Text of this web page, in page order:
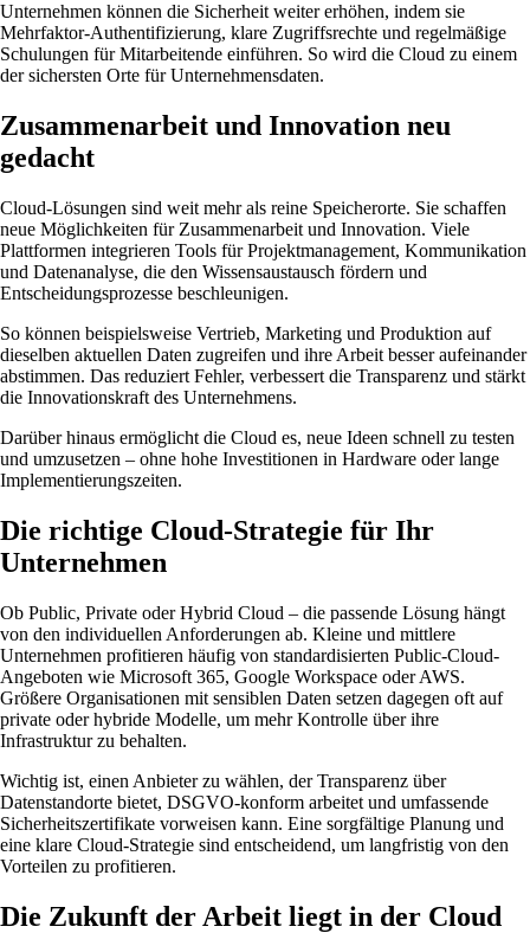
Unternehmen können die Sicherheit weiter erhöhen, indem sie
Mehrfaktor-Authentifizierung, klare Zugriffsrechte und regelmäßige
Schulungen für Mitarbeitende einführen. So wird die Cloud zu einem
der sichersten Orte für Unternehmensdaten.
Zusammenarbeit und Innovation neu
gedacht
Cloud-Lösungen sind weit mehr als reine Speicherorte. Sie schaffen
neue Möglichkeiten für Zusammenarbeit und Innovation. Viele
Plattformen integrieren Tools für Projektmanagement, Kommunikation
und Datenanalyse, die den Wissensaustausch fördern und
Entscheidungsprozesse beschleunigen.
So können beispielsweise Vertrieb, Marketing und Produktion auf
dieselben aktuellen Daten zugreifen und ihre Arbeit besser aufeinander
abstimmen. Das reduziert Fehler, verbessert die Transparenz und stärkt
die Innovationskraft des Unternehmens.
Darüber hinaus ermöglicht die Cloud es, neue Ideen schnell zu testen
und umzusetzen – ohne hohe Investitionen in Hardware oder lange
Implementierungszeiten.
Die richtige Cloud-Strategie für Ihr
Unternehmen
Ob Public, Private oder Hybrid Cloud – die passende Lösung hängt
von den individuellen Anforderungen ab. Kleine und mittlere
Unternehmen profitieren häufig von standardisierten Public-Cloud-
Angeboten wie Microsoft 365, Google Workspace oder AWS.
Größere Organisationen mit sensiblen Daten setzen dagegen oft auf
private oder hybride Modelle, um mehr Kontrolle über ihre
Infrastruktur zu behalten.
Wichtig ist, einen Anbieter zu wählen, der Transparenz über
Datenstandorte bietet, DSGVO-konform arbeitet und umfassende
Sicherheitszertifikate vorweisen kann. Eine sorgfältige Planung und
eine klare Cloud-Strategie sind entscheidend, um langfristig von den
Vorteilen zu profitieren.
Die Zukunft der Arbeit liegt in der Cloud